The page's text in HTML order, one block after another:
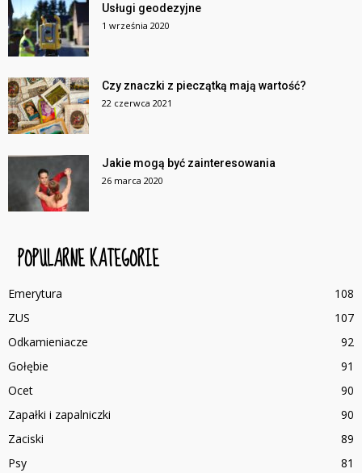
Usługi geodezyjne
1 września 2020
Czy znaczki z pieczątką mają wartość?
22 czerwca 2021
Jakie mogą być zainteresowania
26 marca 2020
POPULARNE KATEGORIE
Emerytura
108
ZUS
107
Odkamieniacze
92
Gołębie
91
Ocet
90
Zapałki i zapalniczki
90
Zaciski
89
Psy
81